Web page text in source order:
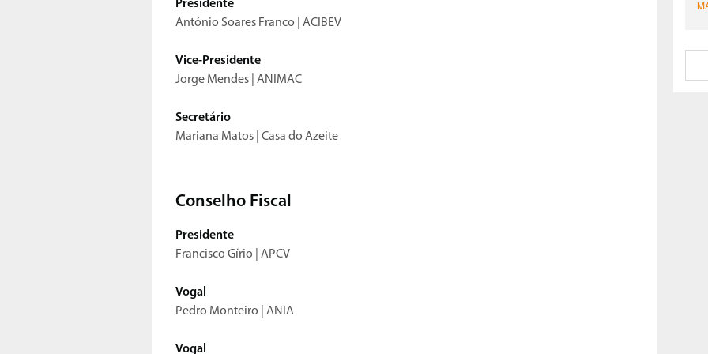
Presidente
António Soares Franco | ACIBEV
Vice-Presidente
Jorge Mendes | ANIMAC
Secretário
Mariana Matos | Casa do Azeite
Conselho Fiscal
Presidente
Francisco Gírio | APCV
Vogal
Pedro Monteiro | ANIA
Vogal